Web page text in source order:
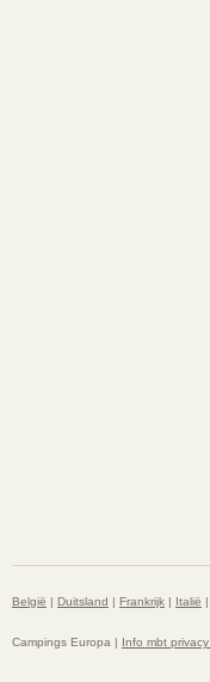
België | Duitsland | Frankrijk | Italië |
Campings Europa | Info mbt